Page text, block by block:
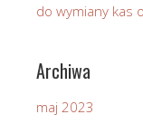
do wymiany kas
Archiwa
maj 2023